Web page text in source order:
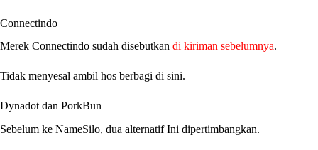
Connectindo
Merek Connectindo sudah disebutkan di kiriman sebelumnya.
Tidak menyesal ambil hos berbagi di sini.
Dynadot dan PorkBun
Sebelum ke NameSilo, dua alternatif Ini dipertimbangkan.